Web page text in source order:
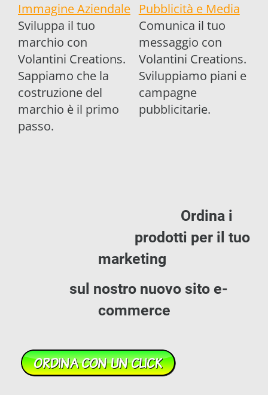
Immagine Aziendale
Sviluppa il tuo
marchio con
Volantini Creations.
Sappiamo che la
costruzione del
marchio è il primo
passo.
Pubblicità e Media
Comunica il tuo
messaggio con
Volantini Creations.
Sviluppiamo piani e
campagne
pubblicitarie.
Ordina i
prodotti per il tuo
marketing
sul nostro nuovo sito e-
commerce